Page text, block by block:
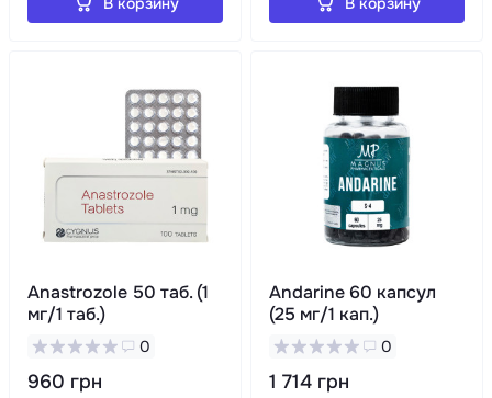
Anastrozole 50 таб. (1
мг/1 таб.)
0
960 грн
Andarine 60 капсул
(25 мг/1 кап.)
0
1 714 грн